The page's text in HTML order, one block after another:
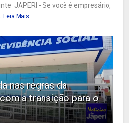
JAPERI - Se você é empresário,
Leia Mais
nas regras da
a transição para o